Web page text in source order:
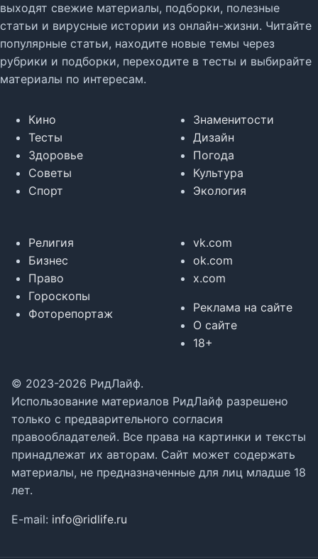
выходят свежие материалы, подборки, полезные
статьи и вирусные истории из онлайн-жизни. Читайте
популярные статьи, находите новые темы через
рубрики и подборки, переходите в тесты и выбирайте
материалы по интересам.
Кино
Тесты
Здоровье
Советы
Спорт
Знаменитости
Дизайн
Погода
Культура
Экология
Религия
Бизнес
Право
Гороскопы
Фоторепортаж
vk.com
ok.com
x.com
Реклама на сайте
О сайте
18+
© 2023-2026 РидЛайф.
Использование материалов РидЛайф разрешено
только с предварительного согласия
правообладателей. Все права на картинки и тексты
принадлежат их авторам. Сайт может содержать
материалы, не предназначенные для лиц младше 18
лет.
E-mail: info@ridlife.ru